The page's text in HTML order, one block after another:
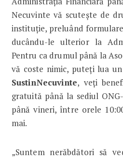
Necuvinte vă scutește de
instituție, preluând
ducându-le ulterior la
Pentru ca drumul până la
vă coste nimic, puteți lua
SustinNecuvinte, veți
gratuită până la sediul
până vineri, între orele
mai.
„Suntem nerăbdători să